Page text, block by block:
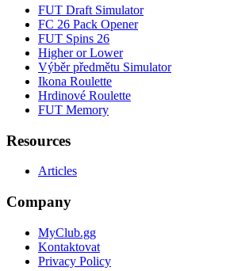
FUT Draft Simulator
FC 26 Pack Opener
FUT Spins 26
Higher or Lower
Výběr předmětu Simulator
Ikona Roulette
Hrdinové Roulette
FUT Memory
Resources
Articles
Company
MyClub.gg
Kontaktovat
Privacy Policy